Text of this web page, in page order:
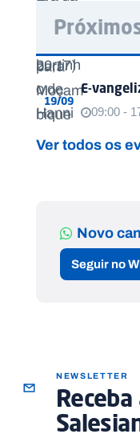
19/09
E-
09:00 -
Ver todos os
Novo
Seguir no
NEWSLETTER